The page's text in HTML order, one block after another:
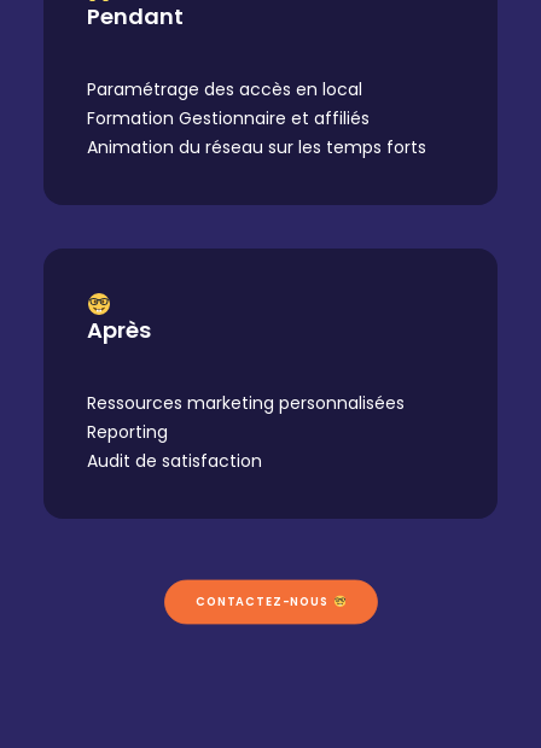
Pendant
Paramétrage des accès en local
Formation Gestionnaire et affiliés
Animation du réseau sur les temps forts
Après
Ressources marketing personnalisées
Reporting
Audit de satisfaction
CONTACTEZ-NOUS